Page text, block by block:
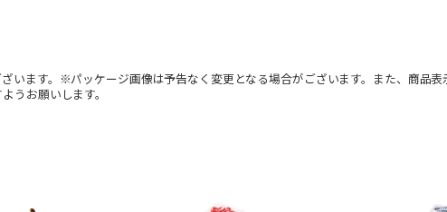
います。※パッケージ画像は予告なく変更となる場合がございます。また、商品
うお願いします。